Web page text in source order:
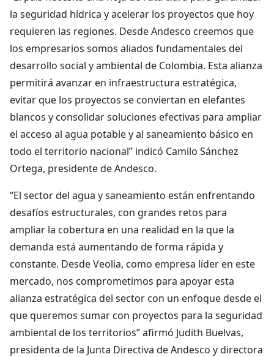
la seguridad hídrica y acelerar los proyectos que hoy
requieren las regiones. Desde Andesco creemos que
los empresarios somos aliados fundamentales del
desarrollo social y ambiental de Colombia. Esta alianza
permitirá avanzar en infraestructura estratégica,
evitar que los proyectos se conviertan en elefantes
blancos y consolidar soluciones efectivas para ampliar
el acceso al agua potable y al saneamiento básico en
todo el territorio nacional” indicó Camilo Sánchez
Ortega, presidente de Andesco.
“El sector del agua y saneamiento están enfrentando
desafíos estructurales, con grandes retos para
ampliar la cobertura en una realidad en la que la
demanda está aumentando de forma rápida y
constante. Desde Veolia, como empresa líder en este
mercado, nos comprometimos para apoyar esta
alianza estratégica del sector con un enfoque desde el
que queremos sumar con proyectos para la seguridad
ambiental de los territorios” afirmó Judith Buelvas,
presidenta de la Junta Directiva de Andesco y directora